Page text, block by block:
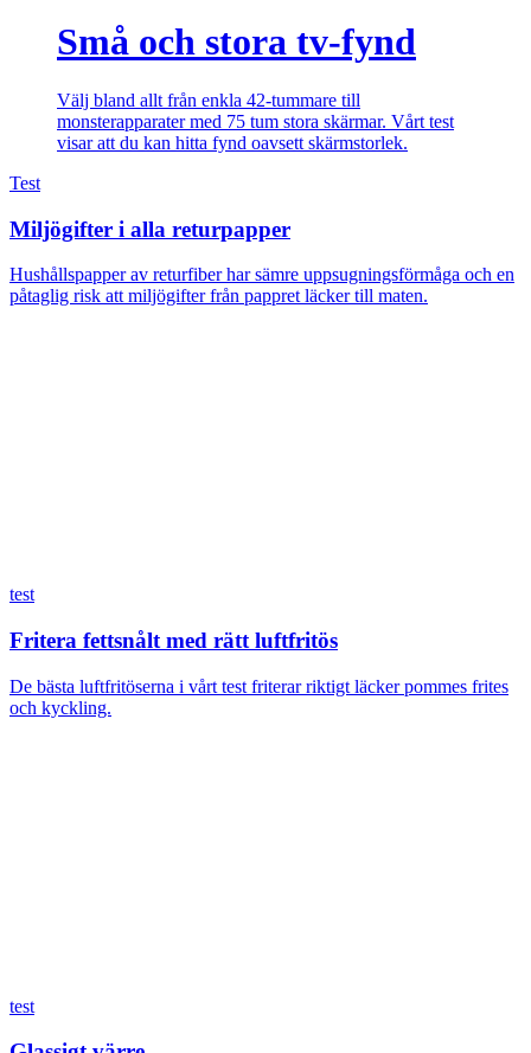
Små och stora tv-fynd
Välj bland allt från enkla 42-tummare till
monsterapparater med 75 tum stora skärmar. Vårt test
visar att du kan hitta fynd oavsett skärmstorlek.
Test
Miljögifter i alla returpapper
Hushållspapper av returfiber har sämre uppsugningsförmåga och en
påtaglig risk att miljögifter från pappret läcker till maten.
test
Fritera fettsnålt med rätt luftfritös
De bästa luftfritöserna i vårt test friterar riktigt läcker pommes frites
och kyckling.
test